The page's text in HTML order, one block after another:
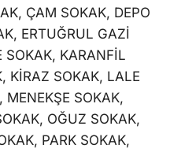
ÇAM SOKAK, DEPO
ERTUĞRUL GAZİ
SOKAK, KARANFİL
KİRAZ SOKAK, LALE
SOKAK,
OĞUZ SOKAK,
PARK SOKAK,